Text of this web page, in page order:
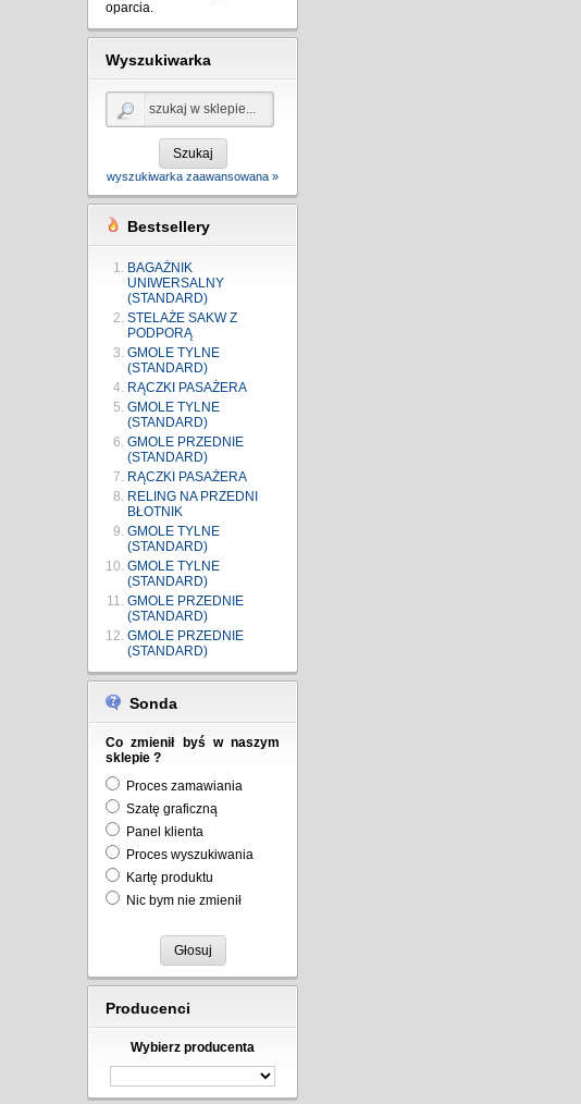
oparcia.
Wyszukiwarka
Szukaj
wyszukiwarka zaawansowana »
Bestsellery
BAGAŻNIK
UNIWERSALNY
(STANDARD)
STELAŻE SAKW Z
PODPORĄ
GMOLE TYLNE
(STANDARD)
RĄCZKI PASAŻERA
GMOLE TYLNE
(STANDARD)
GMOLE PRZEDNIE
(STANDARD)
RĄCZKI PASAŻERA
RELING NA PRZEDNI
BŁOTNIK
GMOLE TYLNE
(STANDARD)
GMOLE TYLNE
(STANDARD)
GMOLE PRZEDNIE
(STANDARD)
GMOLE PRZEDNIE
(STANDARD)
Sonda
Co zmienił byś w naszym
sklepie ?
Proces zamawiania
Szatę graficzną
Panel klienta
Proces wyszukiwania
Kartę produktu
Nic bym nie zmienił
Głosuj
Producenci
Wybierz producenta